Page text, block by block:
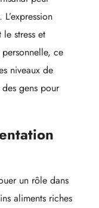
stress et
ce
niveaux de
des gens pour
un rôle dans
aliments riches